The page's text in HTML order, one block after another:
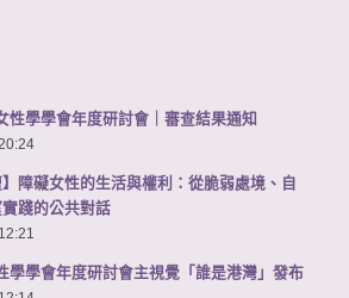
性學學會年度研討會｜審查結果通知
】障礙女性的生活與權利：從脆弱處境、自
踐的公共對話
學學會年度研討會主視覺「誰是港灣」發布